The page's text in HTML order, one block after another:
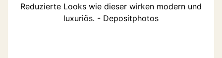
Reduzierte Looks wie dieser wirken modern und
luxuriös. - Depositphotos